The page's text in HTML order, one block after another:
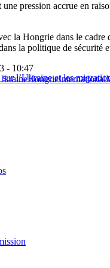
pression accrue en
la Hongrie dans le cadre
la politique de
l’Ukraine et les
- 10:47
HongrieInternational